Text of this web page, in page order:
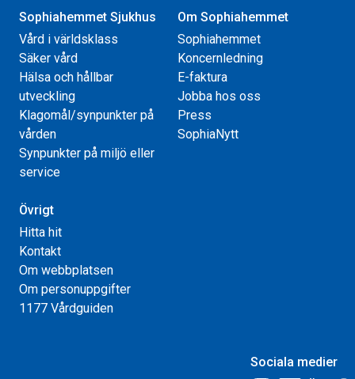
Sophiahemmet Sjukhus
Vård i världsklass
Säker vård
Hälsa och hållbar
utveckling
Klagomål/synpunkter på
vården
Synpunkter på miljö eller
service
Om Sophiahemmet
Sophiahemmet
Koncernledning
E-faktura
Jobba hos oss
Press
SophiaNytt
Övrigt
Hitta hit
Kontakt
Om webbplatsen
Om personuppgifter
1177 Vårdguiden
Sociala medier